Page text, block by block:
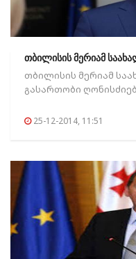
თბილისის მერიამ
თბილისის მერიამ
გასართობი
25-12-2014, 11:51